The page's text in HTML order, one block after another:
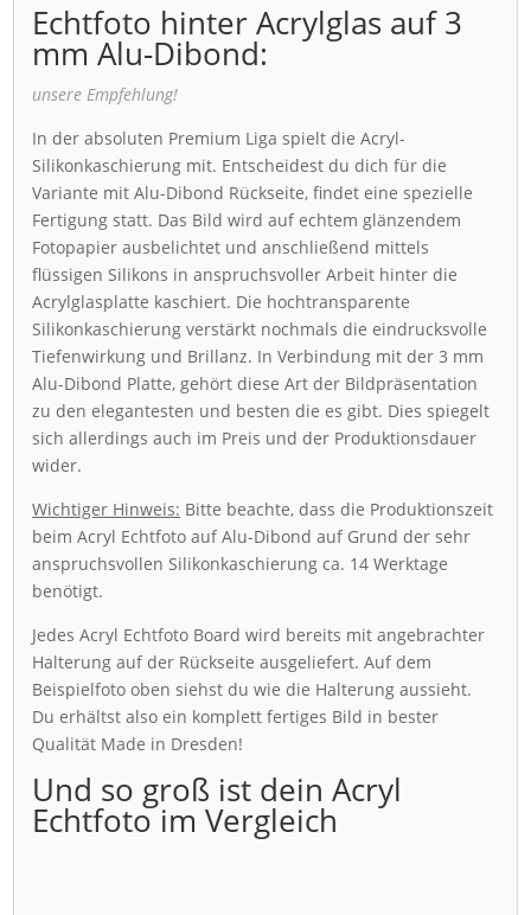
Echtfoto hinter Acrylglas auf 3
mm Alu-Dibond:
unsere Empfehlung!
In der absoluten Premium Liga spielt die Acryl-
Silikonkaschierung mit. Entscheidest du dich für die
Variante mit Alu-Dibond Rückseite, findet eine spezielle
Fertigung statt. Das Bild wird auf echtem glänzendem
Fotopapier ausbelichtet und anschließend mittels
flüssigen Silikons in anspruchsvoller Arbeit hinter die
Acrylglasplatte kaschiert. Die hochtransparente
Silikonkaschierung verstärkt nochmals die eindrucksvolle
Tiefenwirkung und Brillanz. In Verbindung mit der 3 mm
Alu-Dibond Platte, gehört diese Art der Bildpräsentation
zu den elegantesten und besten die es gibt. Dies spiegelt
sich allerdings auch im Preis und der Produktionsdauer
wider.
Wichtiger Hinweis: Bitte beachte, dass die Produktionszeit
beim Acryl Echtfoto auf Alu-Dibond auf Grund der sehr
anspruchsvollen Silikonkaschierung ca. 14 Werktage
benötigt.
Jedes Acryl Echtfoto Board wird bereits mit angebrachter
Halterung auf der Rückseite ausgeliefert. Auf dem
Beispielfoto oben siehst du wie die Halterung aussieht.
Du erhältst also ein komplett fertiges Bild in bester
Qualität Made in Dresden!
Und so groß ist dein Acryl
Echtfoto im Vergleich